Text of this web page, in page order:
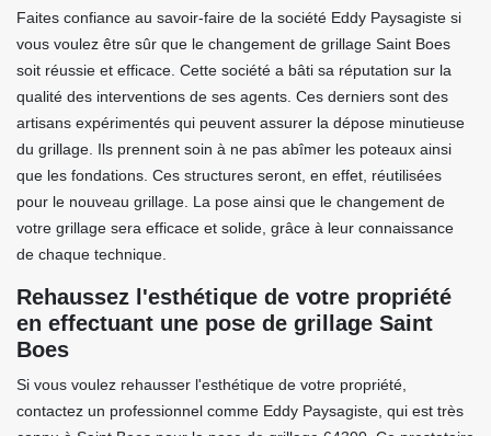
Faites confiance au savoir-faire de la société Eddy Paysagiste si
vous voulez être sûr que le changement de grillage Saint Boes
soit réussie et efficace. Cette société a bâti sa réputation sur la
qualité des interventions de ses agents. Ces derniers sont des
artisans expérimentés qui peuvent assurer la dépose minutieuse
du grillage. Ils prennent soin à ne pas abîmer les poteaux ainsi
que les fondations. Ces structures seront, en effet, réutilisées
pour le nouveau grillage. La pose ainsi que le changement de
votre grillage sera efficace et solide, grâce à leur connaissance
de chaque technique.
Rehaussez l'esthétique de votre propriété
en effectuant une pose de grillage Saint
Boes
Si vous voulez rehausser l'esthétique de votre propriété,
contactez un professionnel comme Eddy Paysagiste, qui est très